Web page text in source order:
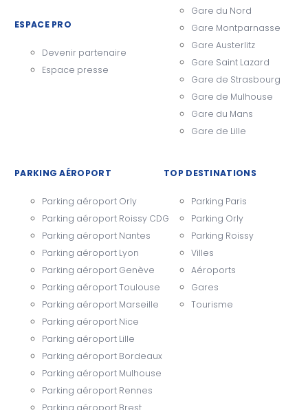
ESPACE PRO
Devenir partenaire
Espace presse
Gare du Nord
Gare Montparnasse
Gare Austerlitz
Gare Saint Lazard
Gare de Strasbourg
Gare de Mulhouse
Gare du Mans
Gare de Lille
PARKING AÉROPORT
Parking aéroport Orly
Parking aéroport Roissy CDG
Parking aéroport Nantes
Parking aéroport Lyon
Parking aéroport Genève
Parking aéroport Toulouse
Parking aéroport Marseille
Parking aéroport Nice
Parking aéroport Lille
Parking aéroport Bordeaux
Parking aéroport Mulhouse
Parking aéroport Rennes
TOP DESTINATIONS
Parking Paris
Parking Orly
Parking Roissy
Villes
Aéroports
Gares
Tourisme